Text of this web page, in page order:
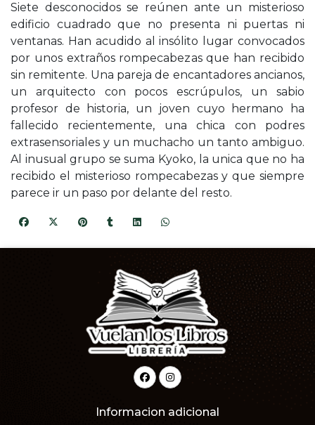
Siete desconocidos se reúnen ante un misterioso
edificio cuadrado que no presenta ni puertas ni
ventanas. Han acudido al insólito lugar convocados
por unos extraños rompecabezas que han recibido
sin remitente. Una pareja de encantadores ancianos,
un arquitecto con pocos escrúpulos, un sabio
profesor de historia, un joven cuyo hermano ha
fallecido recientemente, una chica con podres
extrasensoriales y un muchacho un tanto ambiguo.
Al inusual grupo se suma Kyoko, la unica que no ha
recibido el misterioso rompecabezas y que siempre
parece ir un paso por delante del resto.
Informacion adicional